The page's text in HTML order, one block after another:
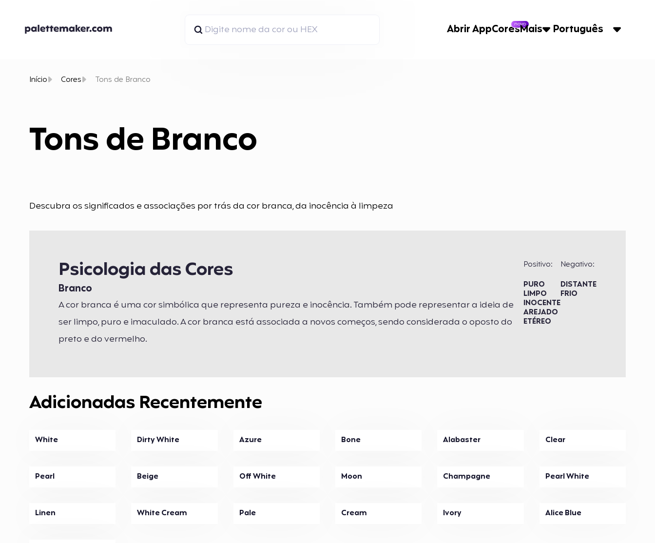
Abrir AppCoresnovoMais Português
Início Cores Tons de Branco
Tons de Branco
Descubra os significados e associações por trás da cor branca, da inocência à limpeza
Psicologia das Cores
Branco
A cor branca é uma cor simbólica que representa pureza e inocência. Também pode representar a ideia de
ser limpo, puro e imaculado. A cor branca está associada a novos começos, sendo considerada o oposto do
preto e do vermelho.
Positivo:
PURO
LIMPO
INOCENTE
AREJADO
ETÉREO
Negativo:
DISTANTE
FRIO
Adicionadas Recentemente
White Dirty White Azure Bone Alabaster Clear
Pearl Beige Off White Moon Champagne Pearl White
Linen White Cream Pale Cream Ivory Alice Blue